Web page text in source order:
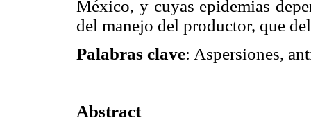
México, y cuyas epidemias
del manejo del productor, que
Palabras clave: Aspersiones,
Abstract